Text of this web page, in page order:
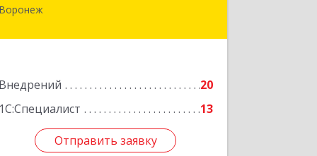
Воронеж
Внедрений
20
1С:Специалист
13
Отправить заявку
394088, Воронежская обл, Город
Подробнее
Отправить заявку